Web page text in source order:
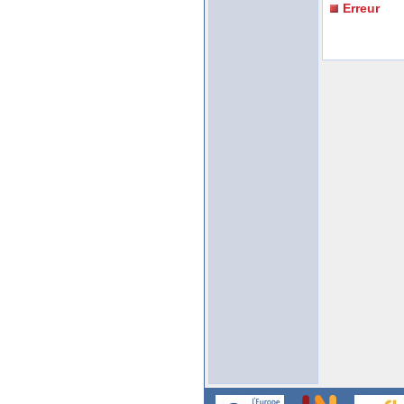
Erreur